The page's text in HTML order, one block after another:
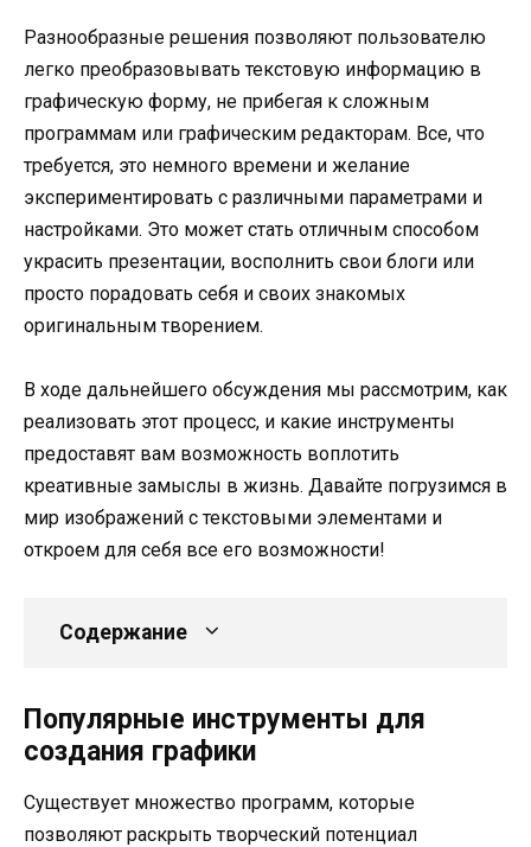
Разнообразные решения позволяют пользователю
легко преобразовывать текстовую информацию в
графическую форму, не прибегая к сложным
программам или графическим редакторам. Все, что
требуется, это немного времени и желание
экспериментировать с различными параметрами и
настройками. Это может стать отличным способом
украсить презентации, восполнить свои блоги или
просто порадовать себя и своих знакомых
оригинальным творением.
В ходе дальнейшего обсуждения мы рассмотрим, как
реализовать этот процесс, и какие инструменты
предоставят вам возможность воплотить
креативные замыслы в жизнь. Давайте погрузимся в
мир изображений с текстовыми элементами и
откроем для себя все его возможности!
Содержание
Популярные инструменты для
создания графики
Существует множество программ, которые
позволяют раскрыть творческий потенциал